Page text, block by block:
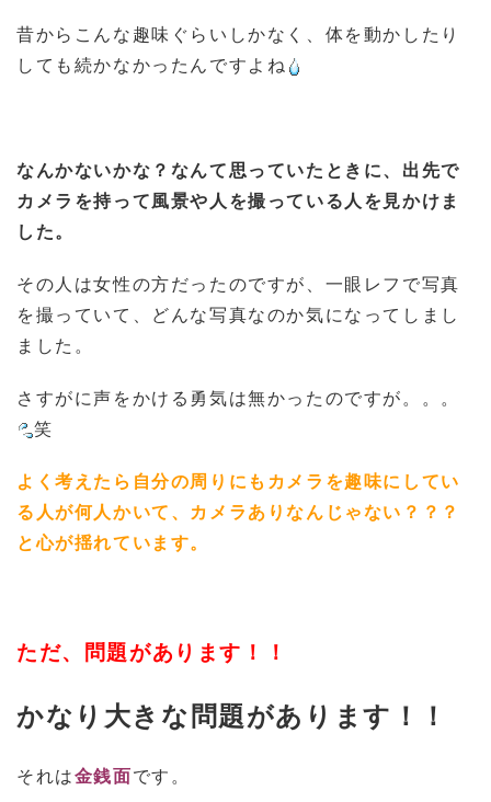
昔からこんな趣味ぐらいしかなく、体を動かしたり
しても続かなかったんですよね
なんかないかな？なんて思っていたときに、出先で
カメラを持って風景や人を撮っている人を見かけま
した。
その人は女性の方だったのですが、一眼レフで写真
を撮っていて、どんな写真なのか気になってしまし
ました。
さすがに声をかける勇気は無かったのですが。。。
笑
よく考えたら自分の周りにもカメラを趣味にしてい
る人が何人かいて、カメラありなんじゃない？？？
と心が揺れています。
ただ、問題があります！！
かなり大きな問題があります！！
それは金銭面です。